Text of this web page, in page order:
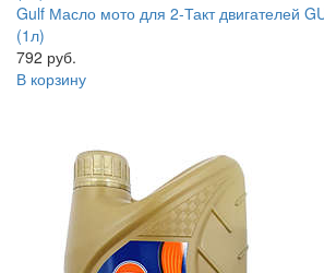
Gulf Масло мото для 2-Такт двигателей
(1л)
792 руб.
В корзину